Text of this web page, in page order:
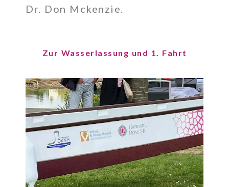
Dr. Don Mckenzie.
Zur Wasserlassung und 1. Fahrt